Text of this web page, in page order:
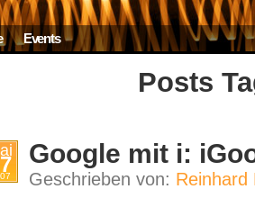
Events
Posts
Google mit i:
Geschrieben von: Reinhard